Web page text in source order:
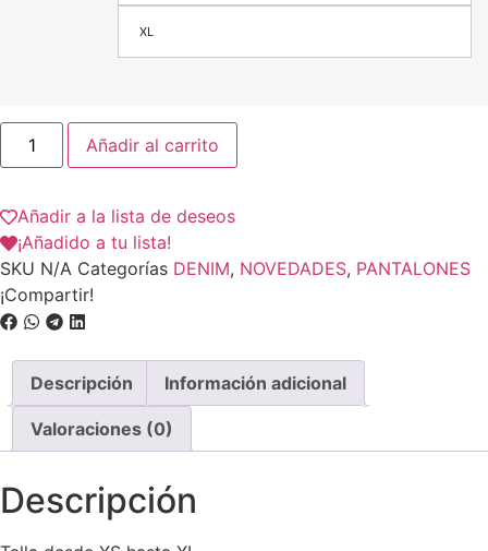
XL
Añadir al carrito
Añadir a la lista de deseos
¡Añadido a tu lista!
SKU N/A Categorías DENIM, NOVEDADES, PANTALONES
¡Compartir!
Descripción Información adicional
Valoraciones (0)
Descripción